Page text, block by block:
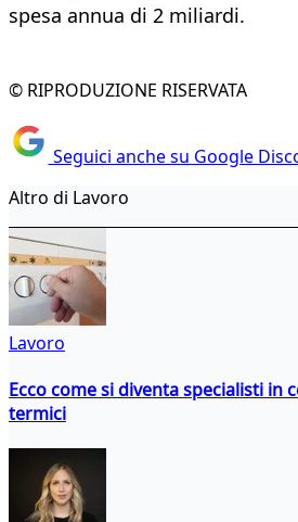
spesa annua di 2 miliardi.
© RIPRODUZIONE RISERVATA
Seguici anche su Google
Altro di Lavoro
Lavoro
Ecco come si diventa specialisti in
termici